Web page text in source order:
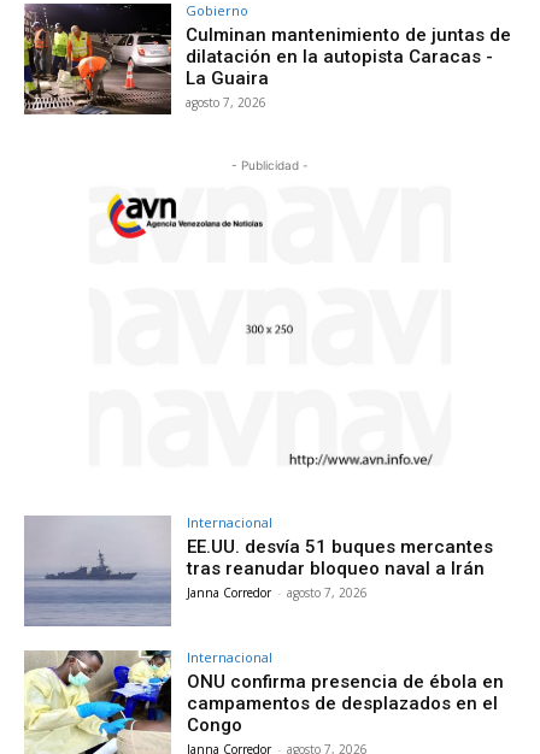
Gobierno
Culminan mantenimiento de juntas de
dilatación en la autopista Caracas -
La Guaira
agosto 7, 2026
- Publicidad -
Internacional
EE.UU. desvía 51 buques mercantes
tras reanudar bloqueo naval a Irán
Janna Corredor - agosto 7, 2026
Internacional
ONU confirma presencia de ébola en
campamentos de desplazados en el
Congo
Janna Corredor - agosto 7, 2026